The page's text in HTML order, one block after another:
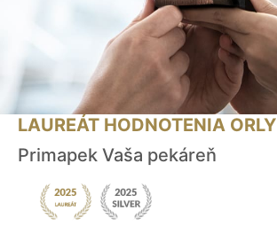
LAUREÁT HODNOTENIA ORLY
Primapek Vaša pekáreň